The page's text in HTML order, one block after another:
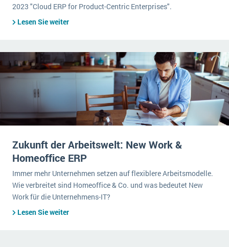
2023 "Cloud ERP for Product-Centric Enterprises".
Lesen Sie weiter
Zukunft der Arbeitswelt: New Work &
Homeoffice ERP
Immer mehr Unternehmen setzen auf flexiblere Arbeitsmodelle.
Wie verbreitet sind Homeoffice & Co. und was bedeutet New
Work für die Unternehmens-IT?
Lesen Sie weiter